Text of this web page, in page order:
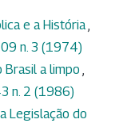
e a História
n. 3 (1974)
Brasil a limpo
n. 2 (1986)
Legislação do